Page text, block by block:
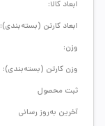
ابعاد کالا:
ابعاد کارتن (بسته‌بندی):
وزن:
وزن کارتن (بسته‌بندی):
ثبت محصول
آخرین به‌روز رسانی